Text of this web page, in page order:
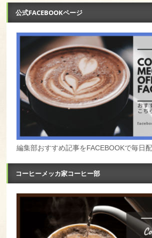
公式FACEBOOKページ
編集部おすすめ記事をFACEBOOKで毎日
コーヒーメッカ家コーヒー部